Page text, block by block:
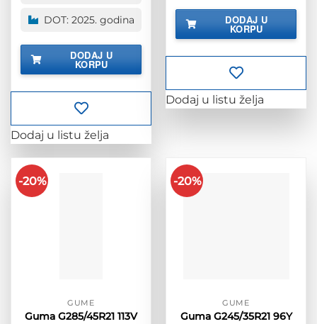
DOT: 2025. godina
DODAJ U
KORPU
Dodaj u listu želja
DODAJ U
KORPU
Dodaj u listu želja
-20%
GUME
Guma G285/45R21 113V
-20%
GUME
Guma G245/35R21 96Y